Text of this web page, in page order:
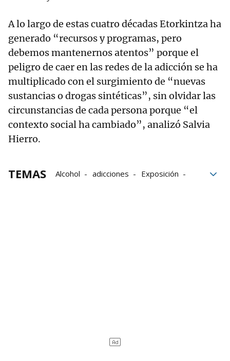
A lo largo de estas cuatro décadas Etorkintza ha
generado “recursos y programas, pero
debemos mantenernos atentos” porque el
peligro de caer en las redes de la adicción se ha
multiplicado con el surgimiento de “nuevas
sustancias o drogas sintéticas”, sin olvidar las
circunstancias de cada persona porque “el
contexto social ha cambiado”, analizó Salvia
Hierro.
TEMAS Alcohol adicciones
Exposición